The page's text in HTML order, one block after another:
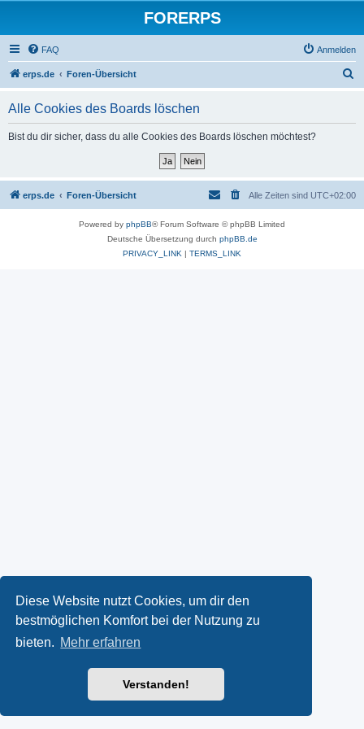
Diese Website nutzt Cookies, um dir den
bestmöglichen Komfort bei der Nutzung zu
bieten. Mehr erfahren
Verstanden!
FORERPS
FAQ Anmelden
erps.de Foren-Übersicht
Alle Cookies des Boards löschen
Bist du dir sicher, dass du alle Cookies des Boards löschen möchtest?
erps.de Foren-Übersicht Alle Zeiten sind UTC+02:00
Powered by phpBB® Forum Software © phpBB Limited
Deutsche Übersetzung durch phpBB.de
PRIVACY_LINK | TERMS_LINK